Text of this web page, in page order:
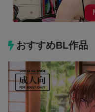
おすすめBL作品